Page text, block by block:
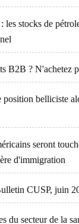
les stocks de
B2B ? N'achetez
position belliciste
seront
d'immigration
CUSP, juin
du secteur de la